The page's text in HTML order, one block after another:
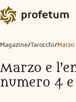
Magazine/Tarocchi/
Marzo e
numero 4